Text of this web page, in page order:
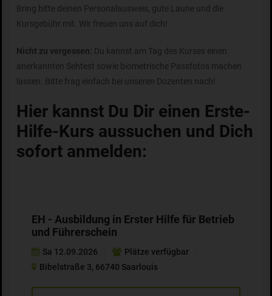
Bring bitte deinen Personalausweis, gute Laune und die
Kursgebühr mit. Wir freuen uns auf dich!
Nicht zu vergessen: Du kannst am Tag des Kurses einen
anerkannten Sehtest sowie biometrische Passfotos machen
lassen. Bitte frag einfach bei unseren Dozenten nach!
Hier kannst Du Dir einen Erste-
Hilfe-Kurs aussuchen und Dich
sofort anmelden:
EH - Ausbildung in Erster Hilfe für Betrieb
und Führerschein
Sa 12.09.2026
Plätze verfügbar
Bibelstraße 3, 66740 Saarlouis